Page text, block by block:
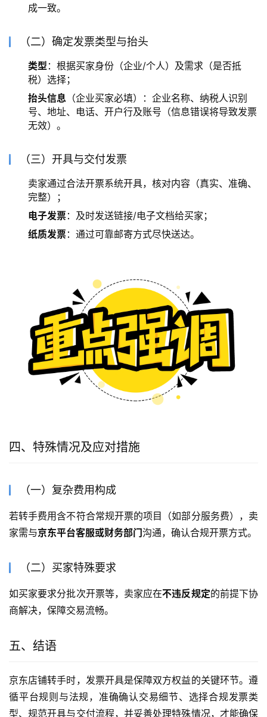
成一致。
（二）确定发票类型与抬头
类型：根据买家身份（企业/个人）及需求（是否抵
税）选择；
抬头信息 （企业买家必填）：企业名称、纳税人识别
号、地址、电话、开户行及账号（信息错误将导致发票
无效）。
（三）开具与交付发票
卖家通过合法开票系统开具，核对内容（真实、准确、
完整）；
电子发票：及时发送链接/电子文档给买家；
纸质发票：通过可靠邮寄方式尽快送达。
四、特殊情况及应对措施
（一）复杂费用构成
若转手费用含不符合常规开票的项目（如部分服务费），卖
家需与京东平台客服或财务部门沟通，确认合规开票方式。
（二）买家特殊要求
如买家要求分批次开票等，卖家应在不违反规定的前提下协
商解决，保障交易流畅。
五、结语
京东店铺转手时，发票开具是保障双方权益的关键环节。遵
循平台规则与法规，准确确认交易细节、选择合规发票类
型、规范开具与交付流程，并妥善处理特殊情况，才能确保